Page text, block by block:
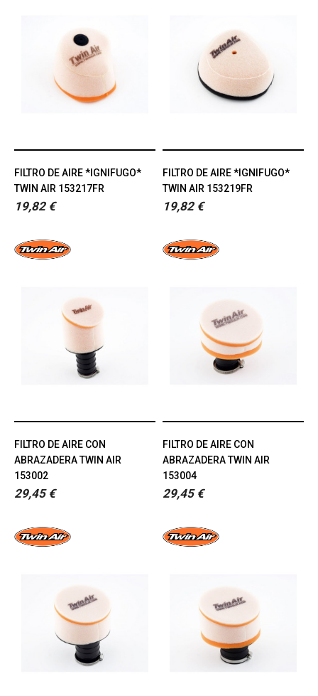
FILTRO DE AIRE *IGNIFUGO*
TWIN AIR 153217FR
19,82 €
FILTRO DE AIRE *IGNIFUGO*
TWIN AIR 153219FR
19,82 €
FILTRO DE AIRE CON
ABRAZADERA TWIN AIR
153002
29,45 €
FILTRO DE AIRE CON
ABRAZADERA TWIN AIR
153004
29,45 €